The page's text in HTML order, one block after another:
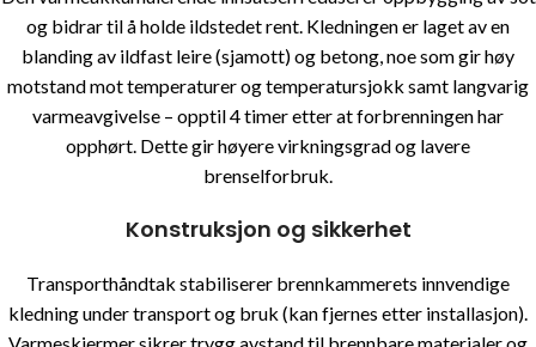
og bidrar til å holde ildstedet rent. Kledningen er laget av en
blanding av ildfast leire (sjamott) og betong, noe som gir høy
motstand mot temperaturer og temperatursjokk samt langvarig
varmeavgivelse – opptil 4 timer etter at forbrenningen har
opphørt. Dette gir høyere virkningsgrad og lavere
brenselforbruk.
Konstruksjon og sikkerhet
Transporthåndtak stabiliserer brennkammerets innvendige
kledning under transport og bruk (kan fjernes etter installasjon).